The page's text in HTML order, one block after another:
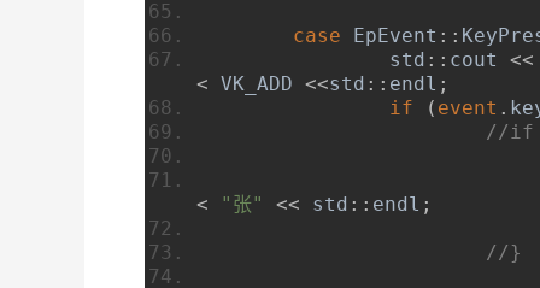
case EpEvent ::
		std
:: cout <<
< VK_ADD <<std :: endl ;
if
( event .
//if
< "张" << std :: endl ;
//}